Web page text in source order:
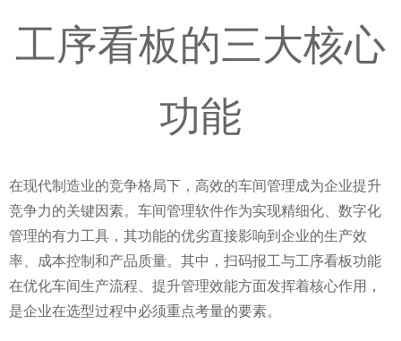
工序看板的三大核心
功能
在现代制造业的竞争格局下，高效的车间管理成为企业提升
竞争力的关键因素。车间管理软件作为实现精细化、数字化
管理的有力工具，其功能的优劣直接影响到企业的生产效
率、成本控制和产品质量。其中，扫码报工与工序看板功能
在优化车间生产流程、提升管理效能方面发挥着核心作用，
是企业在选型过程中必须重点考量的要素。